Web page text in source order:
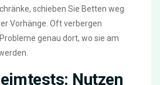
schieben Sie Betten weg
Vorhänge. Oft verbergen
genau dort, wo sie am
Nutzen